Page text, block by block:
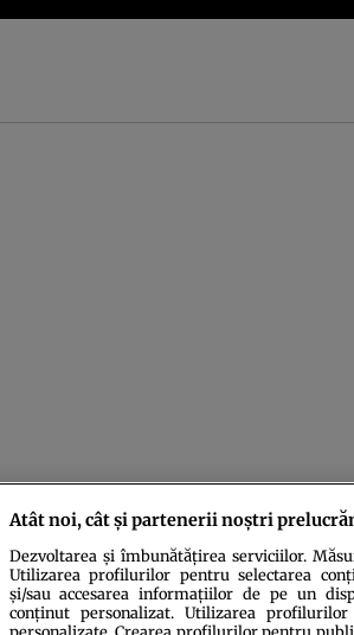
Atât noi, cât și partenerii noștri
Dezvoltarea și îmbunătățirea serviciilor.
Utilizarea profilurilor pentru selectarea
și/sau accesarea informațiilor de pe un
conținut personalizat. Utilizarea
personalizate. Crearea profilurilor pentru